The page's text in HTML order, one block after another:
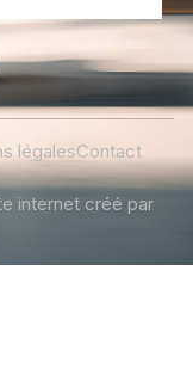
légalesContact
internet créé par